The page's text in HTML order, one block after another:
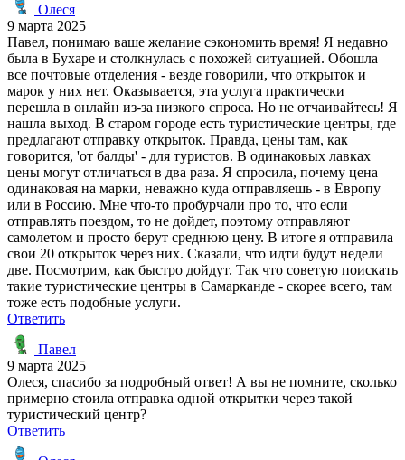
Олеся
9 марта 2025
Павел, понимаю ваше желание сэкономить время! Я недавно
была в Бухаре и столкнулась с похожей ситуацией. Обошла
все почтовые отделения - везде говорили, что открыток и
марок у них нет. Оказывается, эта услуга практически
перешла в онлайн из-за низкого спроса. Но не отчаивайтесь! Я
нашла выход. В старом городе есть туристические центры, где
предлагают отправку открыток. Правда, цены там, как
говорится, 'от балды' - для туристов. В одинаковых лавках
цены могут отличаться в два раза. Я спросила, почему цена
одинаковая на марки, неважно куда отправляешь - в Европу
или в Россию. Мне что-то пробурчали про то, что если
отправлять поездом, то не дойдет, поэтому отправляют
самолетом и просто берут среднюю цену. В итоге я отправила
свои 20 открыток через них. Сказали, что идти будут недели
две. Посмотрим, как быстро дойдут. Так что советую поискать
такие туристические центры в Самарканде - скорее всего, там
тоже есть подобные услуги.
Ответить
Павел
9 марта 2025
Олеся, спасибо за подробный ответ! А вы не помните, сколько
примерно стоила отправка одной открытки через такой
туристический центр?
Ответить